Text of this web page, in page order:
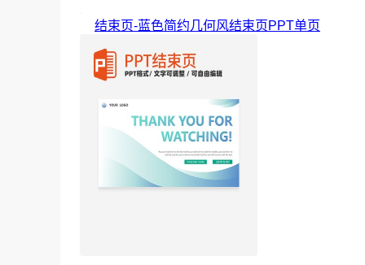
结束页-蓝色简约几何风结束页PPT单页